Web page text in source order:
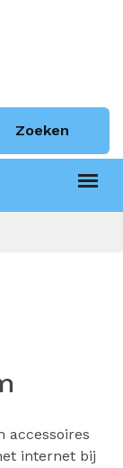
Zoeken
accessoires
internet bij